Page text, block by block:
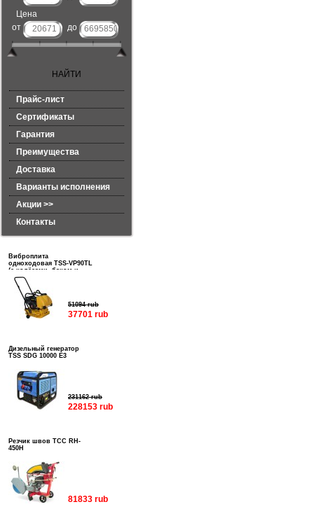
Цена
от
до
Прайс-лист
Сертификаты
Гарантия
Преимущества
Доставка
Варианты исполнения
Акции >>
Контакты
Виброплита
одноходовая TSS-VP90TL
(с колёсами, баком и
подошвой)
51094 rub
37701 rub
Дизельный генератор
TSS SDG 10000 E3
231162 rub
228153 rub
Резчик швов ТСС RH-
450H
81833 rub